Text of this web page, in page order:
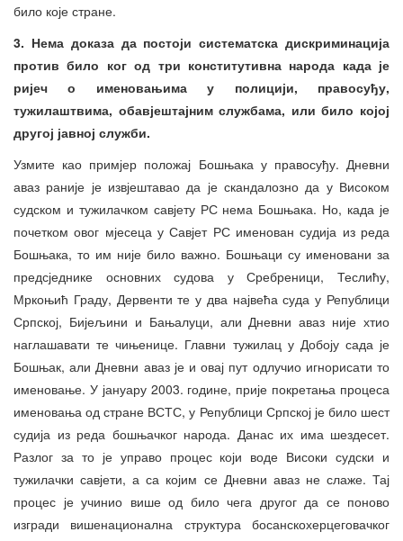
било које стране.
3. Нема доказа да постоји систематска дискриминација
против било ког од три конститутивна народа када је
ријеч о именовањима у полицији, правосуђу,
тужилаштвима, обавјештајним службама, или било којој
другој јавној служби.
Узмите као примјер положај Бошњака у правосуђу. Дневни
аваз раније је извјештавао да је скандалозно да у Високом
судском и тужилачком савјету РС нема Бошњака. Но, када је
почетком овог мјесеца у Савјет РС именован судија из реда
Бошњака, то им није било важно. Бошњаци су именовани за
предсједнике основних судова у Сребреници, Теслићу,
Мркоњић Граду, Дервенти те у два највећа суда у Републици
Српској, Бијељини и Бањалуци, али Дневни аваз није хтио
наглашавати те чињенице. Главни тужилац у Добоју сада је
Бошњак, али Дневни аваз је и овај пут одлучио игнорисати то
именовање. У јануару 2003. године, прије покретања процеса
именовања од стране ВСТС, у Републици Српској је било шест
судија из реда бошњачког народа. Данас их има шездесет.
Разлог за то је управо процес који воде Високи судски и
тужилачки савјети, а са којим се Дневни аваз не слаже. Тај
процес је учинио више од било чега другог да се поново
изгради вишенационална структура босанскохерцеговачког